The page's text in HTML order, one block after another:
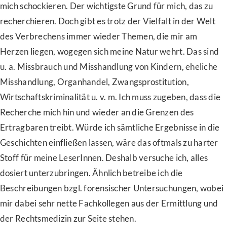
mich schockieren. Der wichtigste Grund für mich, das zu
recherchieren. Doch gibt es trotz der Vielfalt in der Welt
des Verbrechens immer wieder Themen, die mir am
Herzen liegen, wogegen sich meine Natur wehrt. Das sind
u. a. Missbrauch und Misshandlung von Kindern, eheliche
Misshandlung, Organhandel, Zwangsprostitution,
Wirtschaftskriminalität u. v. m. Ich muss zugeben, dass die
Recherche mich hin und wieder an die Grenzen des
Ertragbaren treibt. Würde ich sämtliche Ergebnisse in die
Geschichten einfließen lassen, wäre das oftmals zu harter
Stoff für meine LeserInnen. Deshalb versuche ich, alles
dosiert unterzubringen. Ähnlich betreibe ich die
Beschreibungen bzgl. forensischer Untersuchungen, wobei
mir dabei sehr nette Fachkollegen aus der Ermittlung und
der Rechtsmedizin zur Seite stehen.